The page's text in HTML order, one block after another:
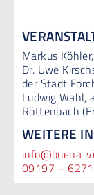
Markus
Dr. Uwe
der Stadt
Ludwig Wahl,
Röttenbach
WEITERE
info@buena-
09197 –